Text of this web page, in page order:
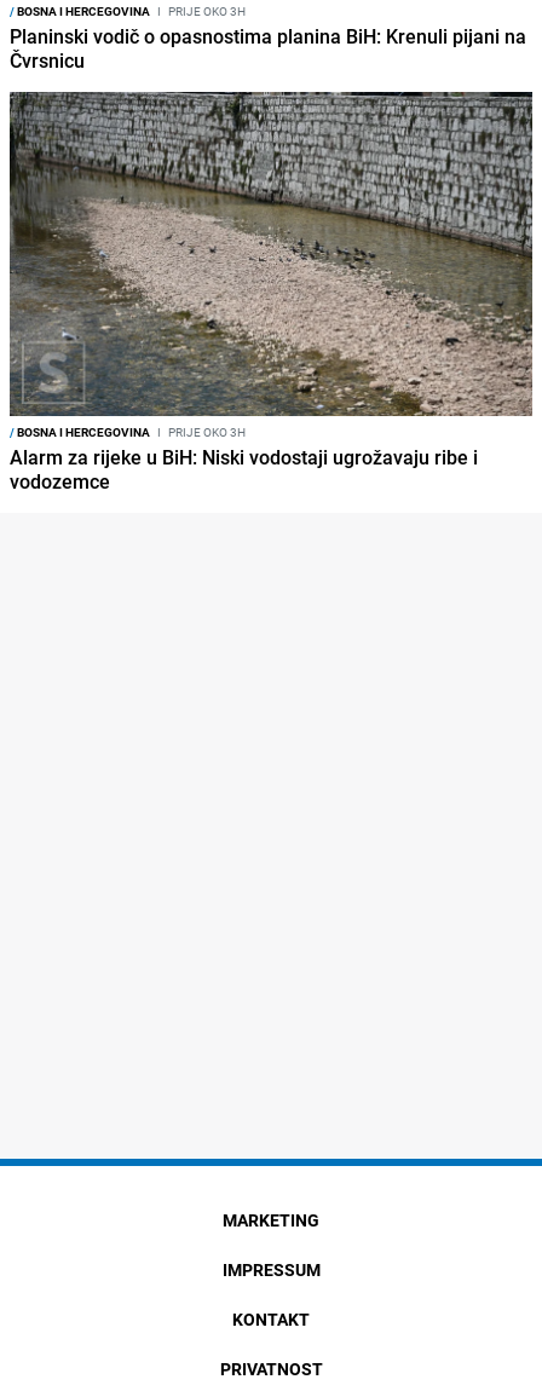
/BOSNA I HERCEGOVINA I PRIJE OKO 3H
Planinski vodič o opasnostima planina BiH: Krenuli pijani na
Čvrsnicu
/BOSNA I HERCEGOVINA I PRIJE OKO 3H
Alarm za rijeke u BiH: Niski vodostaji ugrožavaju ribe i
vodozemce
MARKETING
IMPRESSUM
KONTAKT
PRIVATNOST